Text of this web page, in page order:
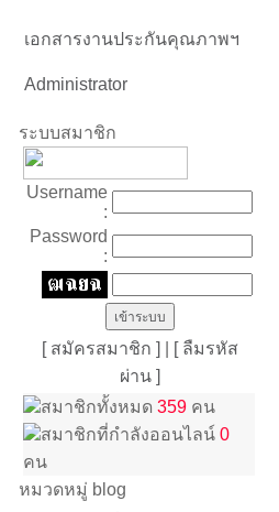
เอกสารงานประกันคุณภาพฯ
Administrator
ระบบสมาชิก
Username
:
Password
:
[ สมัครสมาชิก ]
[ ลืมรหัส
ผ่าน ]
สมาชิกทั้งหมด 359 คน
สมาชิกที่กำลังออนไลน์ 0
คน
หมวดหมู่ blog